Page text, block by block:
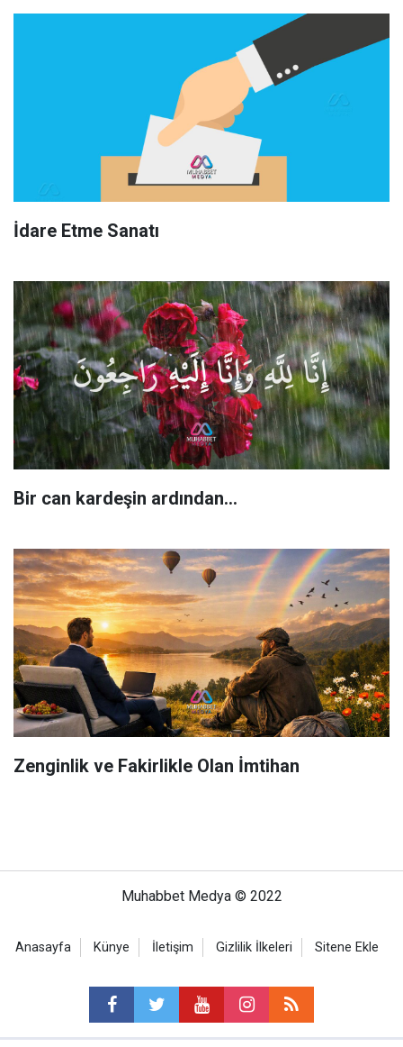
İdare Etme Sanatı
Bir can kardeşin ardından…
Zenginlik ve Fakirlikle Olan İmtihan
Muhabbet Medya © 2022
Anasayfa Künye İletişim Gizlilik İlkeleri Sitene Ekle